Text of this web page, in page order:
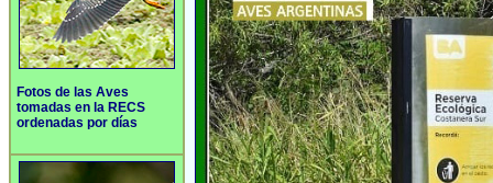
Fotos de las Aves
tomadas en la RECS
ordenadas por días